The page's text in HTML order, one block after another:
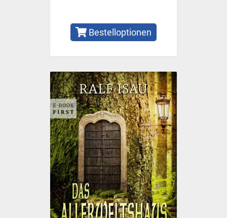
Bestelloptionen